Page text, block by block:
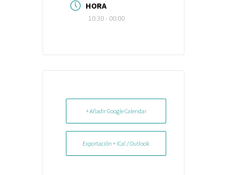
HORA
10:30 - 00:00
+ Añadir Google Calendar
Exportación + iCal / Outlook